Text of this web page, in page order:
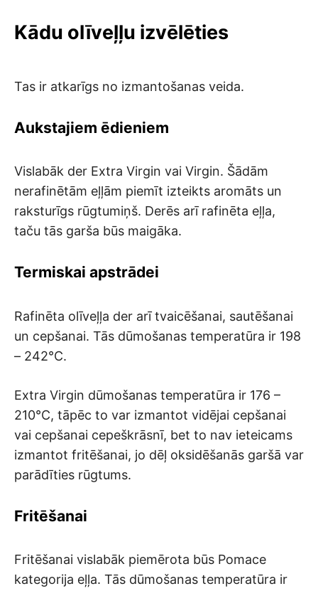
Kādu olīveļļu izvēlēties
Tas ir atkarīgs no izmantošanas veida.
Aukstajiem ēdieniem
Vislabāk der Extra Virgin vai Virgin. Šādām
nerafinētām eļļām piemīt izteikts aromāts un
raksturīgs rūgtumiņš. Derēs arī rafinēta eļļa,
taču tās garša būs maigāka.
Termiskai apstrādei
Rafinēta olīveļļa der arī tvaicēšanai, sautēšanai
un cepšanai. Tās dūmošanas temperatūra ir 198
– 242°C.
Extra Virgin dūmošanas temperatūra ir 176 –
210°C, tāpēc to var izmantot vidējai cepšanai
vai cepšanai cepeškrāsnī, bet to nav ieteicams
izmantot fritēšanai, jo dēļ oksidēšanās garšā var
parādīties rūgtums.
Fritēšanai
Fritēšanai vislabāk piemērota būs Pomace
kategorija eļļa. Tās dūmošanas temperatūra ir